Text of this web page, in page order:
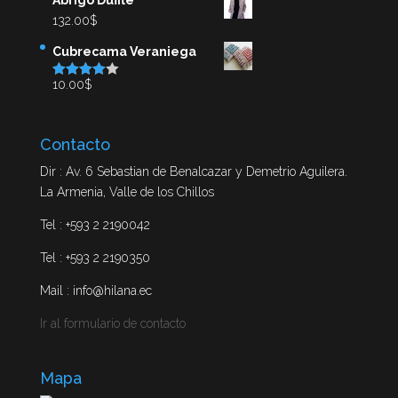
132.00$
Cubrecama Veraniega
Valorado
10.00$
Contacto
Dir : Av. 6 Sebastian de Benalcazar y Demetrio Aguilera.
La Armenia, Valle de los Chillos
Tel : +593 2 2190042
Tel : +593 2 2190350
Mail : info@hilana.ec
Ir al formulario de contacto
Mapa